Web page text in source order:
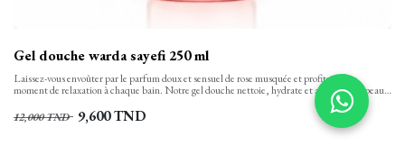
Gel douche warda sayefi 250 ml
Laissez-vous envoûter par le parfum doux et sensuel de rose musquée et profitez d’un
moment de relaxation à chaque bain. Notre gel douche nettoie, hydrate et apaise votre peau
tout en finesse et la laisse propre, confortable et soyeusement douce. Sa texture onctueuse,
aux notes florales se transforme en une mousse rinçable facilement.
12,000TND 9,600TND